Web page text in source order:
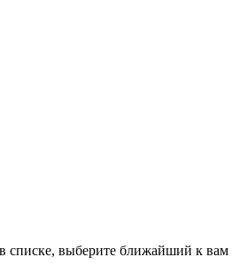
списке, выберите ближайший к вам